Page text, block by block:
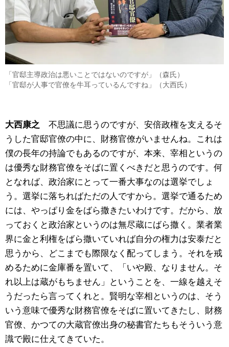
「官邸主導政治は悪いことではないのですが」（森氏）
「官邸が人事で官僚を牛耳っているんですね」（大西氏）
大西康之 不思議に思うのですが、安倍政権を支えるそ
うした官邸官僚の中に、財務官僚がいませんね。これは
僕の長年の持論でもあるのですが、本来、宰相というの
は優秀な財務官僚をそばに置くべきだと思うのです。何
となれば、政治家にとって一番大事なのは選挙でしょ
う。選挙に落ちればただの人ですから。選挙で通るため
には、やっぱり金をばら撒きたいわけです。だから、放
っておくと政治家というのは無尽蔵にばら撒く。業者業
界に金と利権をばら撒いていれば自分の権力は安泰だと
思うから、どこまでも際限なく配ってしまう。それを戒
めるために金庫番を置いて、「いや殿、なりません。そ
れ以上は蔵がもちません」ということを、一線を越えそ
うだったら言ってくれと。賢明な宰相というのは、そう
いう意味で優秀な財務官僚をそばに置いてきたし、財務
官僚、かつての大蔵官僚出身の秘書官たちもそういう意
識で殿に仕えてきていた。